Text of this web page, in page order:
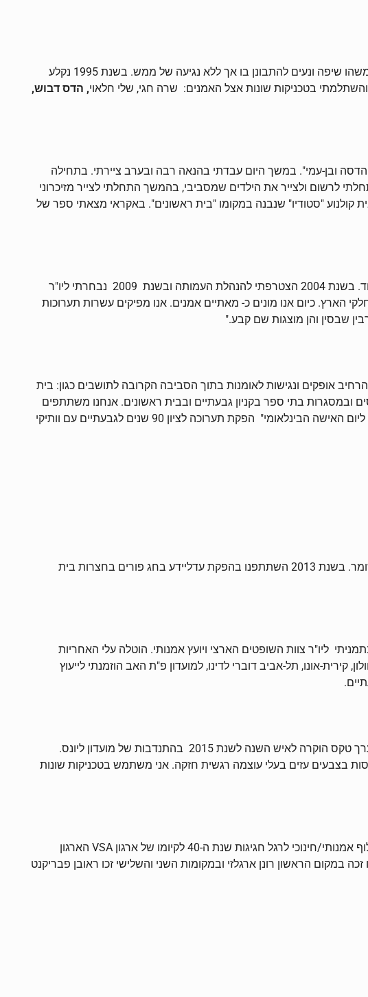
"נולדתי בגבעתיים עברתי את מסלול החיים הרגיל, לימודים, צבא, עבודה ומשפחה. לאורך כל השנים, הייתי אני והציור כמשהו שיפה ונעים להתבונן בו אך ללא נגיעה של ממש. בשנת 1995 נקלע
בטכניקות שונות אצל האמנים: שרה חגי, שלי חלאוי, הדס דבוש,
ובן-עמי". במשך היום עבדתי בהנאה רבה ובערב ציירתי. בתחילה
לרשום ולצייר את הילדים שמסביבי, בהמשך התחלתי לצייר מזיכרוני
קולנוע "סטודיו" שנבנה במקומו "בית ראשונים". באקראי מצאתי ספר של
"בסוף שנת 1995 התקבלתי לעמותה "איגוד הציירים והפסלים גבעתיים רמת-גן" והשתתפתי בתערוכות במסגרת האיגוד. בשנת 2004 הצטרפתי להנהלת העמותה ובשנת 2009 נבחרתי ליו"ר
הארץ. כיום אנו מונים כ- מאתיים אמנים. אנו מפיקים עשרות תערוכות
אופקים ונגישות לאומנות בתוך הסביבה הקרובה לתושבים כגון: בית
ובמסגרות בתי ספר בקניון גבעתיים ובבית ראשונים. אנחנו משתתפים
בפרויקטים של עיריית גבעתיים כמו : פסטיבלים "בתים פתוחים", "פסטיבל האביב", פסטיבל תערוכות לציון ,"מאה שנים ליום האישה הבינלאומי" הפקת תערוכה לציון 90 שנים לגבעתיים עם וותיקי
"מידי שנה אני יוזם ומפיק במסגרת האיגוד יום יצירה בציור עם ילדים בבית חולים "אדמונד ולילי ספרא לילדים" בתל השומר. בשנת 2013 השתתפנו בהפקת עדליידע בחג פורים בחצרות בית
ליו"ר צוות השופטים הארצי ויועץ אמנותי. הוטלה עלי האחריות
קירית-אונו, תל-אביב דוברי לדינו, למועדון פ"ת האב הוזמנתי לייעוץ
"אני מציג בבית ראשונים תערוכת הוקרה לרונית שפירא המנהלת שפורשת לגמלאות. בערב מסיבת הפרידה מרונית, נערך טקס הוקרה לאיש השנה לשנת 2015 בהתנדבות של מועדון ליונס.
בצבעים עזים בעלי עוצמה רגשית חזקה. אני משתמש בטכניקות שונות
בעיר צ'טנוגה שבטנסי ארה"ב נערכה בחודש מאי 2015 תחרות יצירות עולמית בנושא "יום בחיי" בתוכנית הקשורה בחילוף אמנותי/חינוכי לרגל חגיגות שנת ה-40 לקיומו של ארגון VSA הארגון
במקום הראשון רונן ארגלזי ובמקומות השני והשלישי זכו ראובן פבריקנט